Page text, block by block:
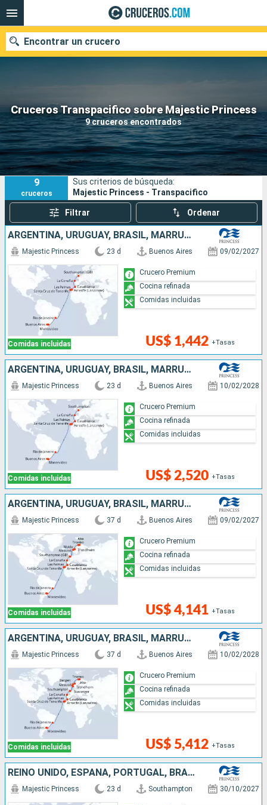
Cruceros Transpacifico sobre Majestic Princess
9 cruceros encontrados
Encontrar un crucero
Nuestros destinos
Fecha de salida
Puertos Compañías
Buscar
9
cruceros
Sus criterios de búsqueda:
Majestic Princess - Transpacifico
Filtrar Ordenar
ARGENTINA, URUGUAY, BRASIL, MARRUECOS, ESPAÑA, REINO UNIDO
Comidas incluidas
Majestic Princess 23 d Buenos Aires 09/02/2027
US$ 1,442 +Tasas
Crucero Premium
Cocina refinada
Comidas incluidas
ARGENTINA, URUGUAY, BRASIL, MARRUECOS, ESPAÑA, REINO UNIDO
Comidas incluidas
Majestic Princess 23 d Buenos Aires 10/02/2028
US$ 2,520 +Tasas
Crucero Premium
Cocina refinada
Comidas incluidas
ARGENTINA, URUGUAY, BRASIL, MARRUECOS, ESPAÑA, NORUEGA, REINO UNIDO
Comidas incluidas
Majestic Princess 37 d Buenos Aires 09/02/2027
US$ 4,141 +Tasas
Crucero Premium
Cocina refinada
Comidas incluidas
ARGENTINA, URUGUAY, BRASIL, MARRUECOS, ESPAÑA, REINO UNIDO, NORUEGA
Comidas incluidas
Majestic Princess 37 d Buenos Aires 10/02/2028
US$ 5,412 +Tasas
Crucero Premium
Cocina refinada
Comidas incluidas
REINO UNIDO, ESPAÑA, PORTUGAL, BRASIL, URUGUAY, ARGENTINA
Majestic Princess 23 d Southampton 30/10/2027